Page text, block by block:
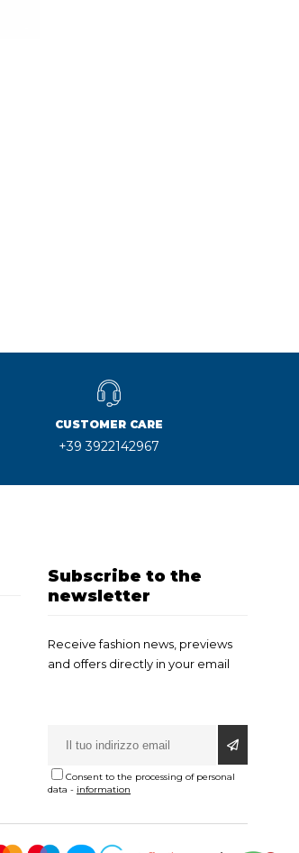
CUSTOMER CARE
+39 3922142967
Subscribe to the
newsletter
Receive fashion news, previews
and offers directly in your email
Consent to the processing of personal
data - information